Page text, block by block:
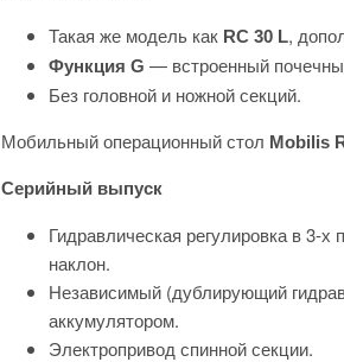
Такая же модель как RC 30 L,
Функция G — встроенный
Без головной и ножной секций.
Мобильный операционный стол Mobilis
Серийный выпуск
Гидравлическая регулировка в 3-
наклон.
Независимый (дублирующий
аккумулятором.
Электропривод спинной секции.